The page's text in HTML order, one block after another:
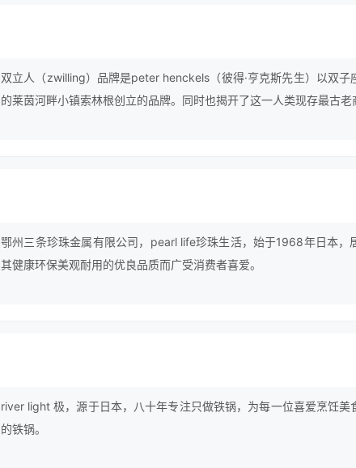
双立人（zwilling）品牌是peter henckels（彼得·亨克斯先生）以双子
的莱茵河畔小镇索林根创立的品牌。同时也揭开了这一人类现存最古老
鄂州三条珍珠金属有限公司，pearl life珍珠生活，始于1968年日本，
其健康环保美观耐用的优良品质而广受消费者喜爱。
river light 极，源于日本，八十年专注只做铁锅，为每一位喜爱烹饪美
的铁锅。